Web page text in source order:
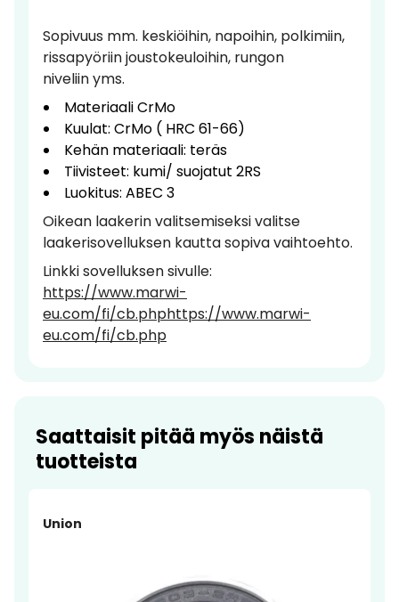
Sopivuus mm. keskiöihin, napoihin, polkimiin,
rissapyöriin joustokeuloihin, rungon
niveliin yms.
Materiaali CrMo
Kuulat: CrMo ( HRC 61-66)
Kehän materiaali: teräs
Tiivisteet: kumi/ suojatut 2RS
Luokitus: ABEC 3
Oikean laakerin valitsemiseksi valitse
laakerisovelluksen kautta sopiva vaihtoehto.
Linkki sovelluksen sivulle:
https://www.marwi-
eu.com/fi/cb.phphttps://www.marwi-
eu.com/fi/cb.php
Saattaisit pitää myös näistä
tuotteista
Union